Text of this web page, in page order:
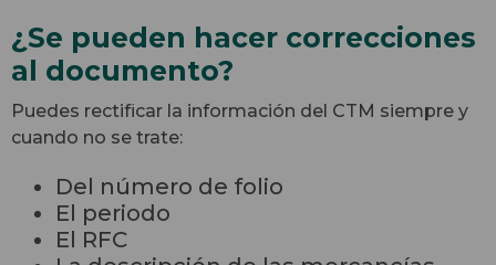
¿Se pueden hacer correcciones
al documento?
Puedes rectificar la información del CTM siempre y
cuando no se trate:
Del número de folio
El periodo
El RFC